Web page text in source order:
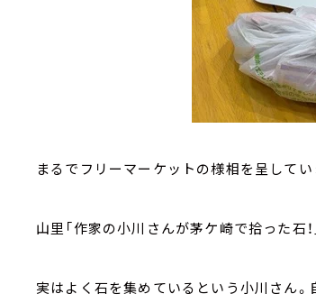
まるでフリーマーケットの様相を呈してい
山里「作家の小川さんが茅ケ崎で拾った石！
実はよく石を集めているという小川さん